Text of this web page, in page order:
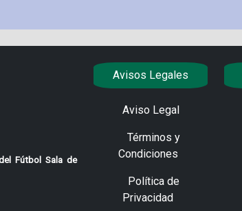
Fútbol Sala de
Avisos Legales
Aviso Legal
Términos y
Condiciones
Política de
Privacidad